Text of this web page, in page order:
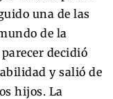
una de las
de la
decidió
y salió de
hijos. La